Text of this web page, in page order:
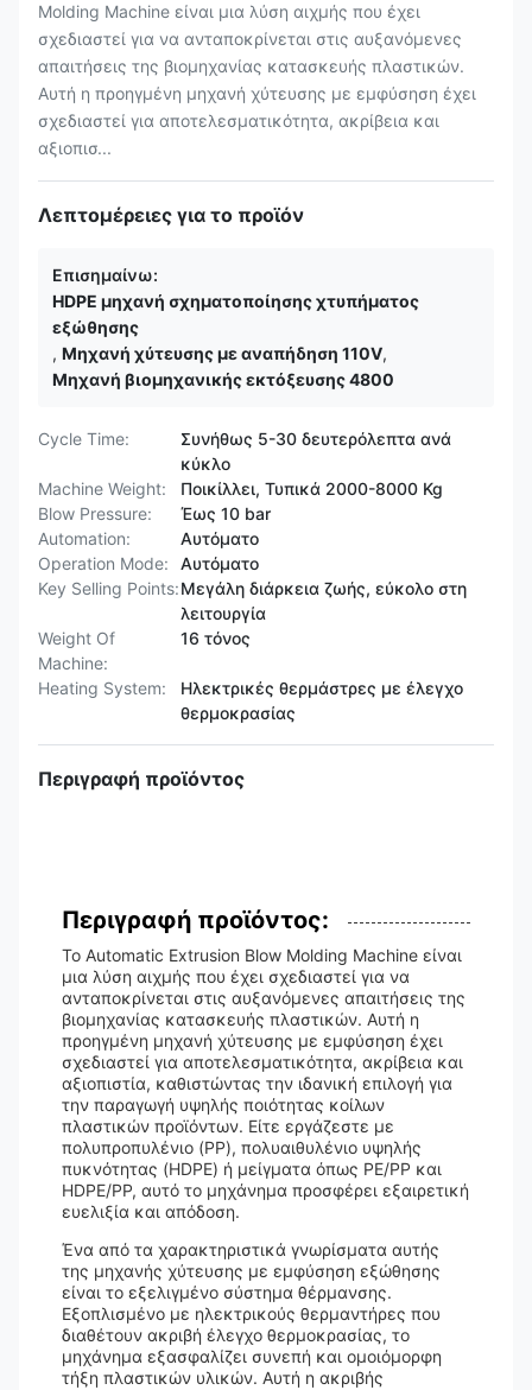
Molding Machine είναι μια λύση αιχμής που έχει
σχεδιαστεί για να ανταποκρίνεται στις αυξανόμενες
απαιτήσεις της βιομηχανίας κατασκευής πλαστικών.
Αυτή η προηγμένη μηχανή χύτευσης με εμφύσηση έχει
σχεδιαστεί για αποτελεσματικότητα, ακρίβεια και
αξιοπισ...
Λεπτομέρειες για το προϊόν
Επισημαίνω:
HDPE μηχανή σχηματοποίησης χτυπήματος
εξώθησης
, Μηχανή χύτευσης με αναπήδηση 110V,
Μηχανή βιομηχανικής εκτόξευσης 4800
Cycle Time:
Συνήθως 5-30 δευτερόλεπτα ανά
κύκλο
Machine Weight:
Ποικίλλει, Τυπικά 2000-8000 Kg
Blow Pressure:
Έως 10 bar
Automation:
Αυτόματο
Operation Mode:
Αυτόματο
Key Selling Points:Μεγάλη διάρκεια ζωής, εύκολο στη
λειτουργία
Weight Of
Machine:
16 τόνος
Heating System:
Ηλεκτρικές θερμάστρες με έλεγχο
θερμοκρασίας
Περιγραφή προϊόντος
Περιγραφή προϊόντος:
Το Automatic Extrusion Blow Molding Machine είναι
μια λύση αιχμής που έχει σχεδιαστεί για να
ανταποκρίνεται στις αυξανόμενες απαιτήσεις της
βιομηχανίας κατασκευής πλαστικών. Αυτή η
προηγμένη μηχανή χύτευσης με εμφύσηση έχει
σχεδιαστεί για αποτελεσματικότητα, ακρίβεια και
αξιοπιστία, καθιστώντας την ιδανική επιλογή για
την παραγωγή υψηλής ποιότητας κοίλων
πλαστικών προϊόντων. Είτε εργάζεστε με
πολυπροπυλένιο (PP), πολυαιθυλένιο υψηλής
πυκνότητας (HDPE) ή μείγματα όπως PE/PP και
HDPE/PP, αυτό το μηχάνημα προσφέρει εξαιρετική
ευελιξία και απόδοση.
Ένα από τα χαρακτηριστικά γνωρίσματα αυτής
της μηχανής χύτευσης με εμφύσηση εξώθησης
είναι το εξελιγμένο σύστημα θέρμανσης.
Εξοπλισμένο με ηλεκτρικούς θερμαντήρες που
διαθέτουν ακριβή έλεγχο θερμοκρασίας, το
μηχάνημα εξασφαλίζει συνεπή και ομοιόμορφη
τήξη πλαστικών υλικών. Αυτή η ακριβής